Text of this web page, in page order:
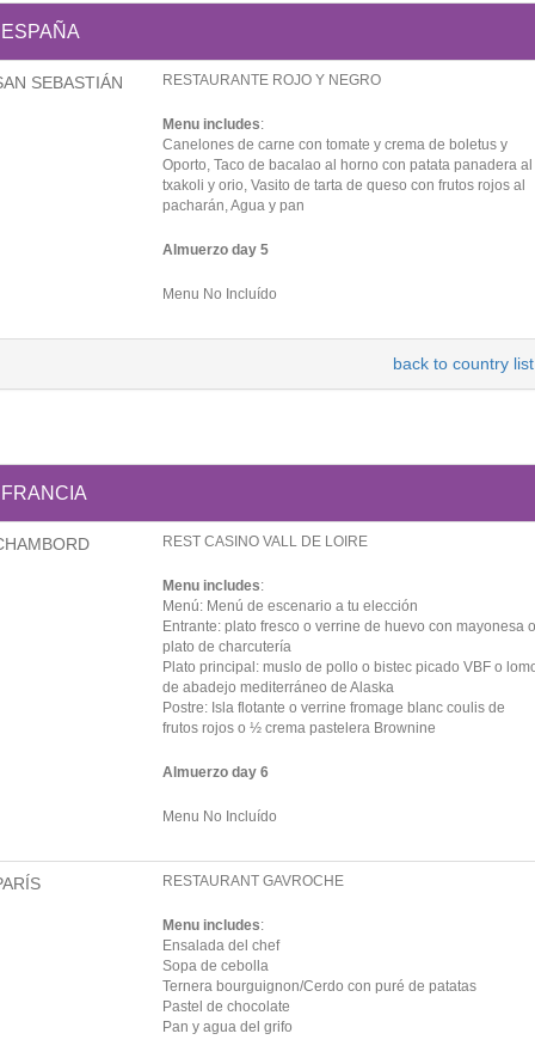
ESPAÑA
SEBASTIÁN RESTAURANTE ROJO Y NEGRO
Menu includes:
Canelones de carne con tomate y crema de boletus y
Oporto, Taco de bacalao al horno con patata panadera al
txakoli y orio, Vasito de tarta de queso con frutos rojos al
pacharán, Agua y pan
Almuerzo day 5
Menu No Incluído
back to country list
FRANCIA
REST CASINO VALL DE LOIRE
Menu includes:
Menú: Menú de escenario a tu elección
Entrante: plato fresco o verrine de huevo con mayonesa o
plato de charcutería
Plato principal: muslo de pollo o bistec picado VBF o
de abadejo mediterráneo de Alaska
Postre: Isla flotante o verrine fromage blanc coulis de
frutos rojos o ½ crema pastelera Brownine
Almuerzo day 6
Menu No Incluído
RESTAURANT GAVROCHE
Menu includes:
Ensalada del chef
Sopa de cebolla
Ternera bourguignon/Cerdo con puré de patatas
Pastel de chocolate
Pan y agua del grifo